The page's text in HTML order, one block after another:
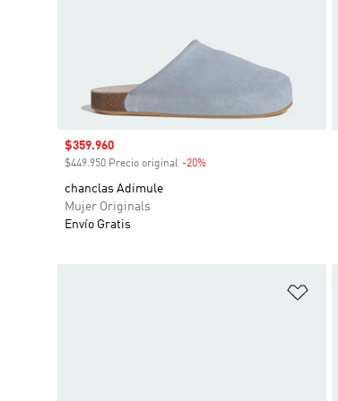
Precio de venta
$359.960
$449.950 Precio original -20%
chanclas Adimule
Mujer Originals
Envío Gratis